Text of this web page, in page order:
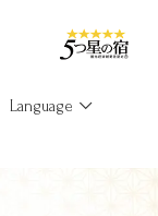
Language